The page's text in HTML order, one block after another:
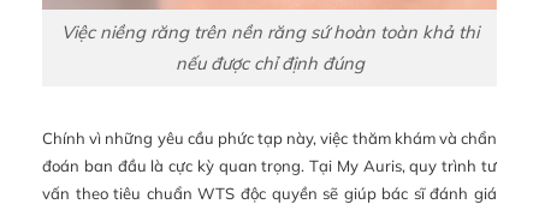
Việc niềng răng trên nền răng sứ hoàn toàn khả thi
nếu được chỉ định đúng
Chính vì những yêu cầu phức tạp này, việc thăm khám và chẩn
đoán ban đầu là cực kỳ quan trọng. Tại My Auris, quy trình tư
vấn theo tiêu chuẩn WTS độc quyền sẽ giúp bác sĩ đánh giá